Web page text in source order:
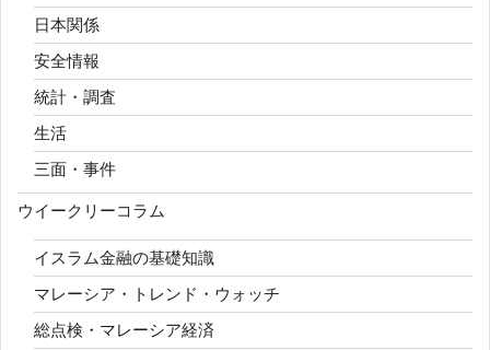
日本関係
安全情報
統計・調査
生活
三面・事件
ウイークリーコラム
イスラム金融の基礎知識
マレーシア・トレンド・ウォッチ
総点検・マレーシア経済